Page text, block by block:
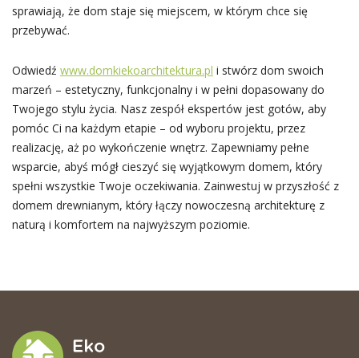
sprawiają, że dom staje się miejscem, w którym chce się
przebywać.
Odwiedź www.domkiekoarchitektura.pl i stwórz dom swoich
marzeń – estetyczny, funkcjonalny i w pełni dopasowany do
Twojego stylu życia. Nasz zespół ekspertów jest gotów, aby
pomóc Ci na każdym etapie – od wyboru projektu, przez
realizację, aż po wykończenie wnętrz. Zapewniamy pełne
wsparcie, abyś mógł cieszyć się wyjątkowym domem, który
spełni wszystkie Twoje oczekiwania. Zainwestuj w przyszłość z
domem drewnianym, który łączy nowoczesną architekturę z
naturą i komfortem na najwyższym poziomie.